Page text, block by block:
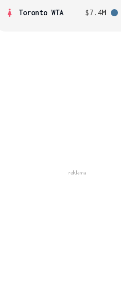
Toronto WTA
$7.4M